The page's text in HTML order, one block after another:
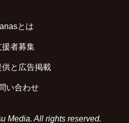
とは
援者募集
供と広告掲載
い合わせ
Media. All rights reserved.